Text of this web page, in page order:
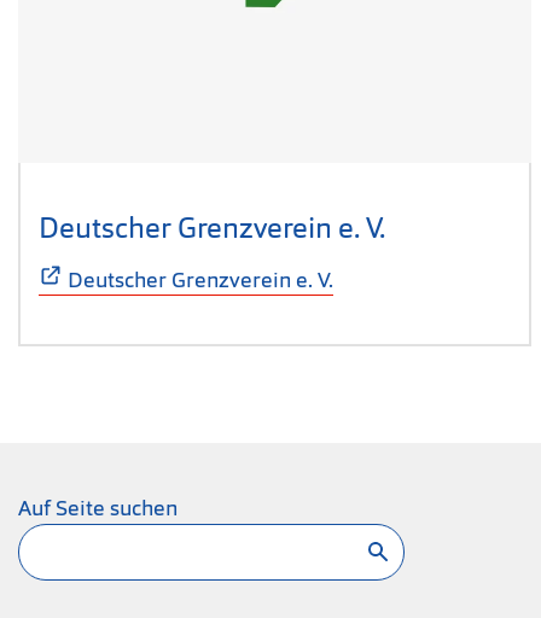
Deutscher Grenzverein e. V.
Deutscher Grenzverein e. V.
Auf Seite suchen
Suchen